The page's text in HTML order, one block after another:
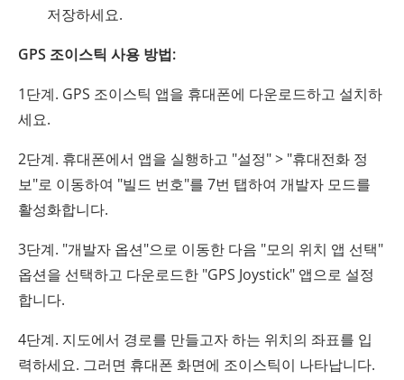
저장하세요.
GPS 조이스틱 사용 방법:
1단계. GPS 조이스틱 앱을 휴대폰에 다운로드하고 설치하
세요.
2단계. 휴대폰에서 앱을 실행하고 "설정" > "휴대전화 정
보"로 이동하여 "빌드 번호"를 7번 탭하여 개발자 모드를
활성화합니다.
3단계. "개발자 옵션"으로 이동한 다음 "모의 위치 앱 선택"
옵션을 선택하고 다운로드한 "GPS Joystick" 앱으로 설정
합니다.
4단계. 지도에서 경로를 만들고자 하는 위치의 좌표를 입
력하세요. 그러면 휴대폰 화면에 조이스틱이 나타납니다.